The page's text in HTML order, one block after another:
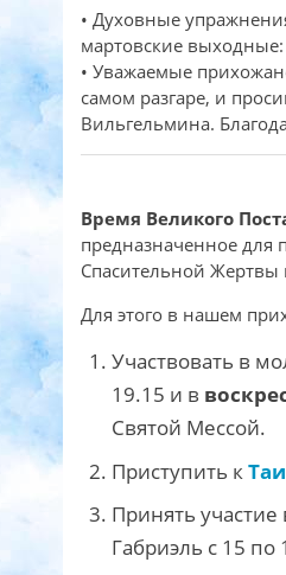
• Духовные
мартовские
• Уважаемые
самом разгаре, и
Вильгельмина.
Время Великого
предназначенное для
Спасительной Жертвы
Для этого в нашем
Участвовать в
19.15 и в
Святой Мессой.
Приступить к
Принять участие
Габриэль с 15 по